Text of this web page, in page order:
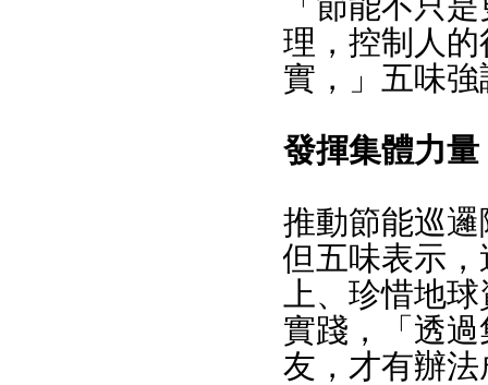
理，控制人
實，」五味強
發揮集體力
推動節能巡
但五味表示
上、珍惜地
實踐，「透
友，才有辦